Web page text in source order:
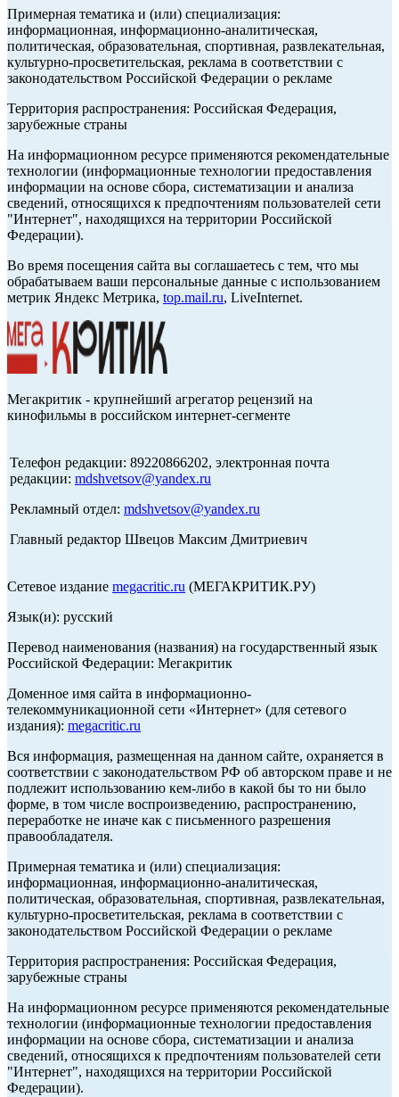
Примерная тематика и (или) специализация:
информационная, информационно-аналитическая,
политическая, образовательная, спортивная, развлекательная,
культурно-просветительская, реклама в соответствии с
законодательством Российской Федерации о рекламе
Территория распространения: Российская Федерация,
зарубежные страны
На информационном ресурсе применяются рекомендательные
технологии (информационные технологии предоставления
информации на основе сбора, систематизации и анализа
сведений, относящихся к предпочтениям пользователей сети
"Интернет", находящихся на территории Российской
Федерации).
Во время посещения сайта вы соглашаетесь с тем, что мы
обрабатываем ваши персональные данные с использованием
метрик Яндекс Метрика, top.mail.ru, LiveInternet.
Мегакритик - крупнейший агрегатор рецензий на
кинофильмы в российском интернет-сегменте
Телефон редакции: 89220866202, электронная почта
редакции: mdshvetsov@yandex.ru
Рекламный отдел: mdshvetsov@yandex.ru
Главный редактор Швецов Максим Дмитриевич
Сетевое издание megacritic.ru (МЕГАКРИТИК.РУ)
Язык(и): русский
Перевод наименования (названия) на государственный язык
Российской Федерации: Мегакритик
Доменное имя сайта в информационно-
телекоммуникационной сети «Интернет» (для сетевого
издания): megacritic.ru
Вся информация, размещенная на данном сайте, охраняется в
соответствии с законодательством РФ об авторском праве и не
подлежит использованию кем-либо в какой бы то ни было
форме, в том числе воспроизведению, распространению,
переработке не иначе как с письменного разрешения
правообладателя.
Примерная тематика и (или) специализация:
информационная, информационно-аналитическая,
политическая, образовательная, спортивная, развлекательная,
культурно-просветительская, реклама в соответствии с
законодательством Российской Федерации о рекламе
Территория распространения: Российская Федерация,
зарубежные страны
На информационном ресурсе применяются рекомендательные
технологии (информационные технологии предоставления
информации на основе сбора, систематизации и анализа
сведений, относящихся к предпочтениям пользователей сети
"Интернет", находящихся на территории Российской
Федерации).